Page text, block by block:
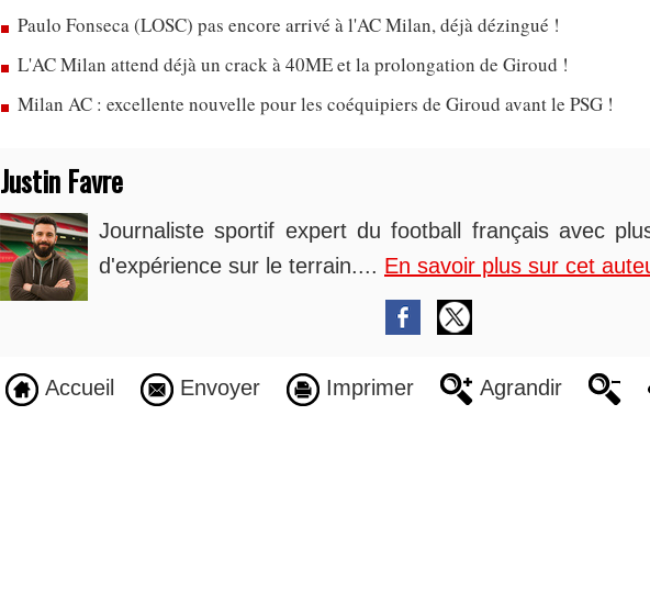
Paulo Fonseca (LOSC) pas encore arrivé à l'AC Milan, déjà dézingué !
L'AC Milan attend déjà un crack à 40ME et la prolongation de Giroud !
Milan AC : excellente nouvelle pour les coéquipiers de Giroud avant le PSG !
Justin Favre
Journaliste sportif expert du football français avec
d'expérience sur le terrain.... En savoir plus sur cet
Accueil Envoyer Imprimer Agrandir